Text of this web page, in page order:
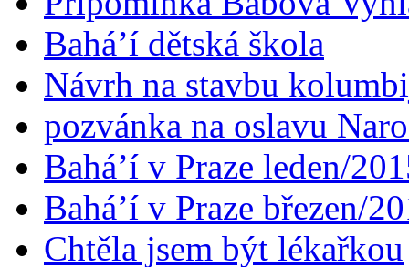
Bahá’í dětská škola
Návrh na stavbu
pozvánka na oslavu
Bahá’í v Praze leden/
Bahá’í v Praze březen/
Chtěla jsem být lékařkou